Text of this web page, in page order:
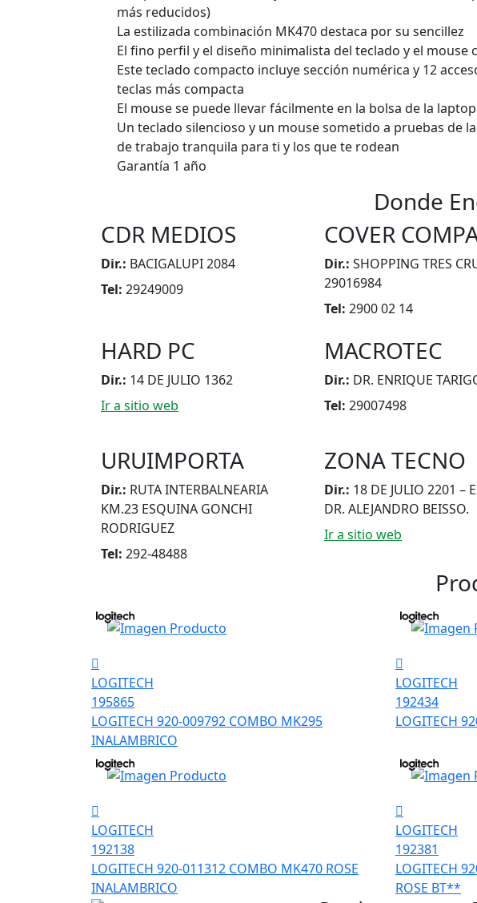
más reducidos)
La estilizada combinación MK470 destaca por su sencillez
El fino perfil y el diseño minimalista del teclado y el
Este teclado compacto incluye sección numérica y 12
teclas más compacta
El mouse se puede llevar fácilmente en la bolsa de la
Un teclado silencioso y un mouse sometido a pruebas de
de trabajo tranquila para ti y los que te rodean
Garantía 1 año
Donde
CDR MEDIOS
Dir.: BACIGALUPI 2084
Tel: 29249009
COVER
Dir.: SHOPPING TRES
29016984
Tel: 2900 02 14
HARD PC
Dir.: 14 DE JULIO 1362
Ir a sitio web
MACROTEC
Dir.: DR. ENRIQUE
Tel: 29007498
URUIMPORTA
Dir.: RUTA INTERBALNEARIA
KM.23 ESQUINA GONCHI
RODRIGUEZ
Tel: 292-48488
ZONA TECNO
Dir.: 18 DE JULIO 2201 –
DR. ALEJANDRO BEISSO.
Ir a sitio web
LOGITECH
195865
LOGITECH 920-009792 COMBO MK295
INALAMBRICO
LOGITECH
192434
LOGITECH
LOGITECH
192138
LOGITECH 920-011312 COMBO MK470 ROSE
INALAMBRICO
LOGITECH
192381
LOGITECH
ROSE BT**